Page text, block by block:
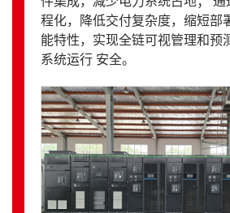
程化，降低交付复杂度，缩短部
能特性，实现全链可视管理和预
系统运行 安全。